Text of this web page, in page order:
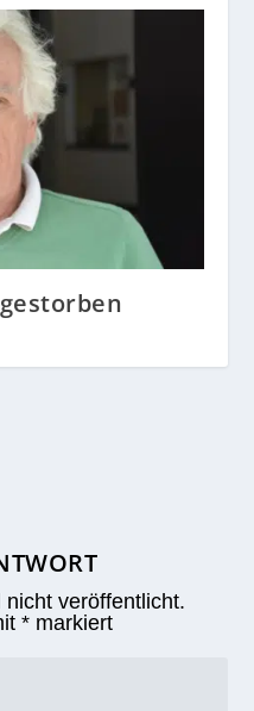
veröffentlicht.
* markiert